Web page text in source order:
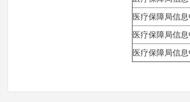
医疗保障局信
医疗保障局信
医疗保障局信